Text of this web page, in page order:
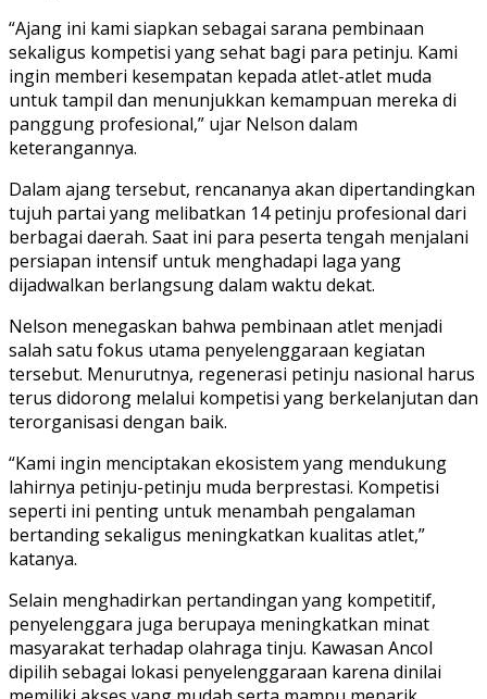
“Ajang ini kami siapkan sebagai sarana pembinaan
sekaligus kompetisi yang sehat bagi para petinju. Kami
ingin memberi kesempatan kepada atlet-atlet muda
untuk tampil dan menunjukkan kemampuan mereka di
panggung profesional,” ujar Nelson dalam
keterangannya.
Dalam ajang tersebut, rencananya akan dipertandingkan
tujuh partai yang melibatkan 14 petinju profesional dari
berbagai daerah. Saat ini para peserta tengah menjalani
persiapan intensif untuk menghadapi laga yang
dijadwalkan berlangsung dalam waktu dekat.
Nelson menegaskan bahwa pembinaan atlet menjadi
salah satu fokus utama penyelenggaraan kegiatan
tersebut. Menurutnya, regenerasi petinju nasional harus
terus didorong melalui kompetisi yang berkelanjutan dan
terorganisasi dengan baik.
“Kami ingin menciptakan ekosistem yang mendukung
lahirnya petinju-petinju muda berprestasi. Kompetisi
seperti ini penting untuk menambah pengalaman
bertanding sekaligus meningkatkan kualitas atlet,”
katanya.
Selain menghadirkan pertandingan yang kompetitif,
penyelenggara juga berupaya meningkatkan minat
masyarakat terhadap olahraga tinju. Kawasan Ancol
dipilih sebagai lokasi penyelenggaraan karena dinilai